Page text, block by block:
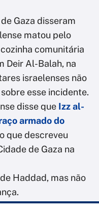
Gaza disseram
matou pelo
comunitária
Deir Al-Balah, na
israelenses não
esse incidente.
disse que Izz al-
armado do
que descreveu
de Gaza na
Haddad, mas não